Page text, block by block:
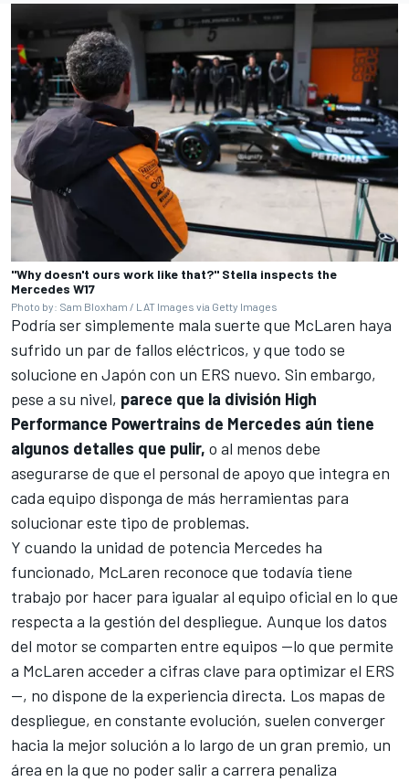
"Why doesn't ours work like that?" Stella inspects the
Mercedes W17
Photo by: Sam Bloxham / LAT Images via Getty Images
Podría ser simplemente mala suerte que McLaren haya
sufrido un par de fallos eléctricos, y que todo se
solucione en Japón con un ERS nuevo. Sin embargo,
pese a su nivel, parece que la división High
Performance Powertrains de Mercedes aún tiene
algunos detalles que pulir, o al menos debe
asegurarse de que el personal de apoyo que integra en
cada equipo disponga de más herramientas para
solucionar este tipo de problemas.
Y cuando la unidad de potencia Mercedes ha
funcionado, McLaren reconoce que todavía tiene
trabajo por hacer para igualar al equipo oficial en lo que
respecta a la gestión del despliegue. Aunque los datos
del motor se comparten entre equipos —lo que permite
a McLaren acceder a cifras clave para optimizar el ERS
—, no dispone de la experiencia directa. Los mapas de
despliegue, en constante evolución, suelen converger
hacia la mejor solución a lo largo de un gran premio, un
área en la que no poder salir a carrera penaliza